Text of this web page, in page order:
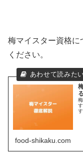
梅マイスター資格に
ください。
food-shikaku.com